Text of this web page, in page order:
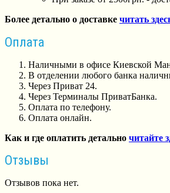
Более детально о доставке читать
Оплата
Наличными в офисе Киевской
В отделении любого банка
Через Приват 24.
Через Терминалы ПриватБанка.
Оплата по телефону.
Оплата онлайн.
Как и где оплатить детально читайте
Отзывы
Отзывов пока нет.